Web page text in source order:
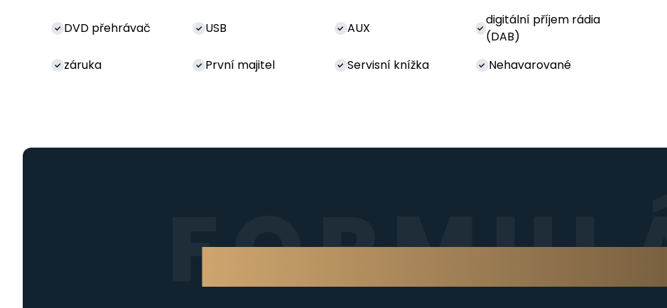
DVD přehrávač USB AUX
digitální příjem rádia
(DAB)
záruka
První majitel Servisní knížka Nehavarované